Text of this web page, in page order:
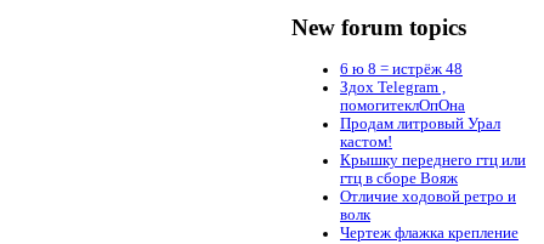
New forum topics
6 ю 8 = истрёж 48
Здох Telegram ,
помогитеклОпОна
Продам литровый Урал
кастом!
Крышку переднего гтц или
гтц в сборе Вояж
Отличие ходовой ретро и
волк
Чертеж флажка крепление